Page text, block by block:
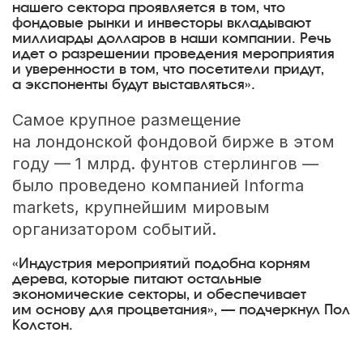
нашего сектора проявляется в том, что
фондовые рынки и инвесторы вкладывают
миллиарды долларов в наши компании. Речь
идет о разрешении проведения мероприятия
и уверенности в том, что посетители придут,
а экспоненты будут выставляться».
Самое крупное размещение
на лондонской фондовой бирже в этом
году — 1 млрд. фунтов стерлингов —
было проведено компанией Informa
markets, крупнейшим мировым
организатором событий.
«Индустрия мероприятий подобна корням
дерева, которые питают остальные
экономические секторы, и обеспечивает
им основу для процветания», — подчеркнул Пол
Колстон.